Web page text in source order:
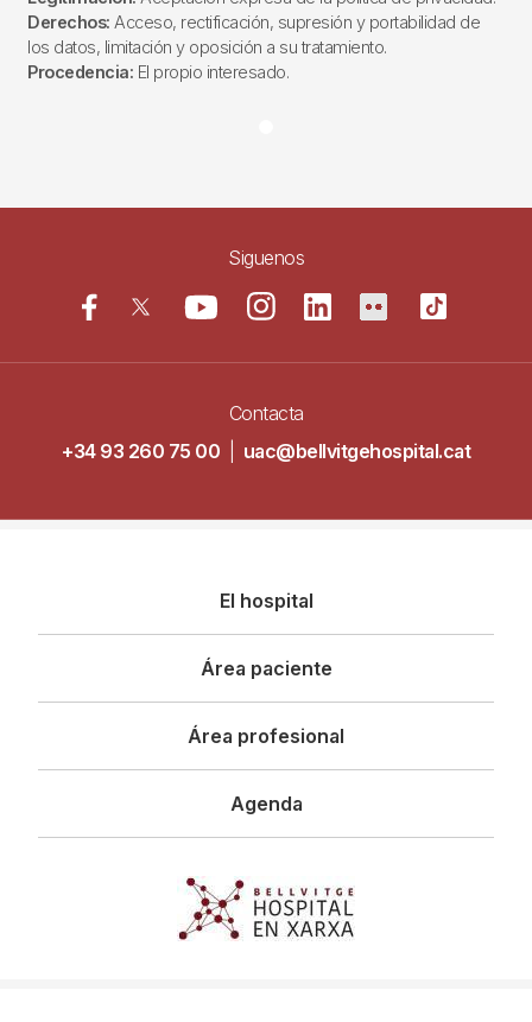
Derechos: Acceso, rectificación, supresión y portabilidad de
los datos, limitación y oposición a su tratamiento.
Procedencia: El propio interesado.
Siguenos
Contacta
+34 93 260 75 00
uac@bellvitgehospital.cat
principal
El hospital
Área paciente
Área profesional
Agenda